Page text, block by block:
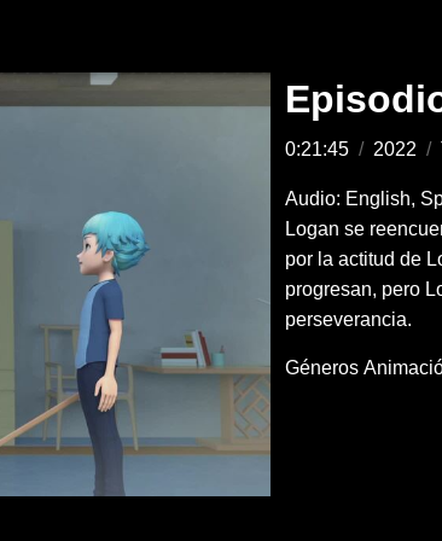
0:21:45 / 2022 /
Audio: English,
Logan se
por la actitud de
progresan, pero
perseverancia.
Géneros